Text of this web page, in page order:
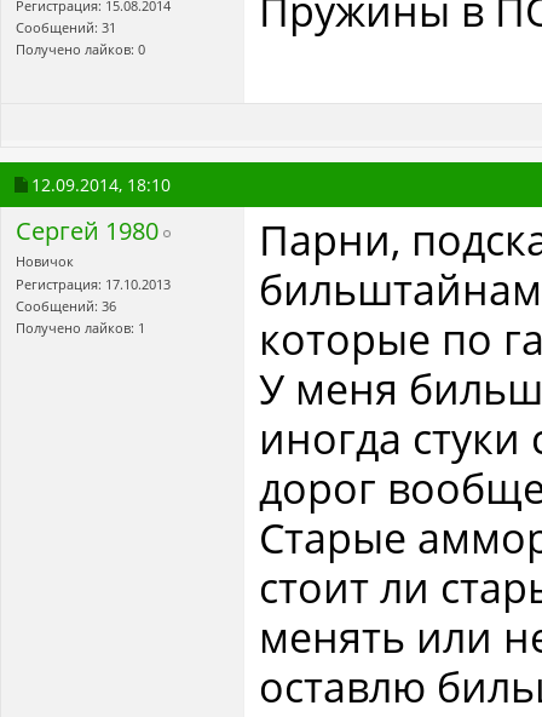
Регистрация: 15.08.2014
Сообщений: 31
Получено лайков: 0
12.09.2014, 18:10
Сергей 1980
Новичок
Регистрация: 17.10.2013
Сообщений: 36
Получено лайков: 1
Парни,
которые по
У меня
иногда
дорог
Старые
стоит ли
менять или
оставлю